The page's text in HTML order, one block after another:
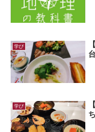
学び
学び